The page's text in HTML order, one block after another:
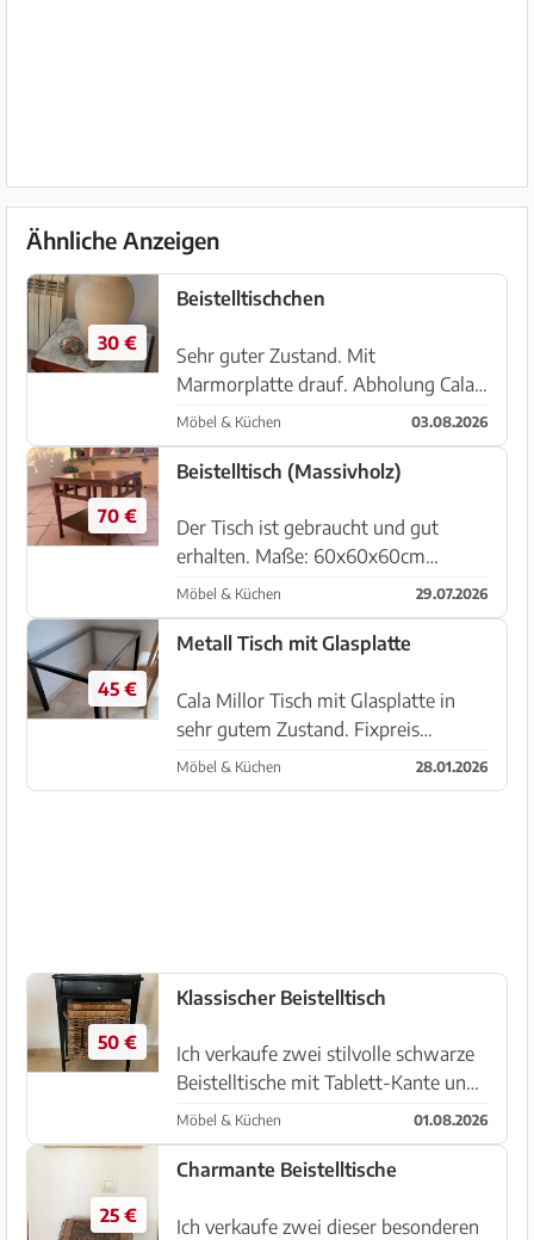
Ähnliche Anzeigen
30 €
Beistelltischchen
Sehr guter Zustand. Mit
Marmorplatte drauf. Abholung Cala
Radjada
Möbel & Küchen 03.08.2026
70 €
Beistelltisch (Massivholz)
Der Tisch ist gebraucht und gut
erhalten. Maße: 60x60x60cm
Aufgrund unserer Modernisierung
passt er leider nicht mehr zu uns.
Abholung in Cala Bona.
Möbel & Küchen 29.07.2026
45 €
Metall Tisch mit Glasplatte
Cala Millor Tisch mit Glasplatte in
sehr gutem Zustand. Fixpreis
140/75/90. 45 Euro plus 2 Stühle
gratis
Möbel & Küchen 28.01.2026
50 €
Klassischer Beistelltisch
Ich verkaufe zwei stilvolle schwarze
Beistelltische mit Tablett-Kante und
Schublade. Inklusive des passenden
geflochtenen Korbs. Ideal als
Nachttisch, Telefon- oder Flurtisch.
Möbel & Küchen 01.08.2026
25 €
Charmante Beistelltische
Ich verkaufe zwei dieser besonderen